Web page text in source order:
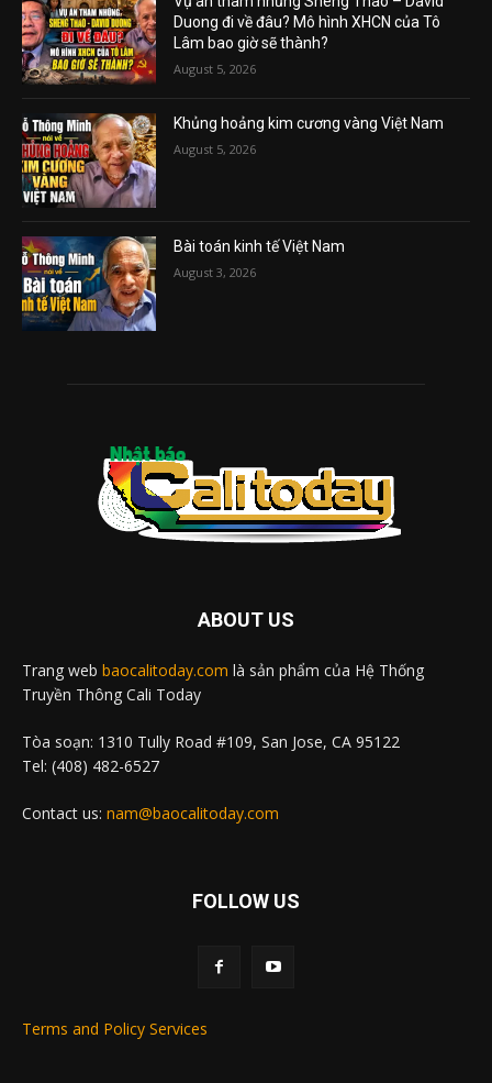
Duong đi về đâu? Mô hình XHCN của Tô
Lâm bao giờ sẽ thành?
August 5, 2026
Khủng hoảng kim cương vàng Việt Nam
August 5, 2026
Bài toán kinh tế Việt Nam
August 3, 2026
ABOUT US
Trang web baocalitoday.com là sản phẩm của Hệ Thống
Truyền Thông Cali Today
Tòa soạn: 1310 Tully Road #109, San Jose, CA 95122
Tel: (408) 482-6527
Contact us: nam@baocalitoday.com
FOLLOW US
Terms and Policy Services